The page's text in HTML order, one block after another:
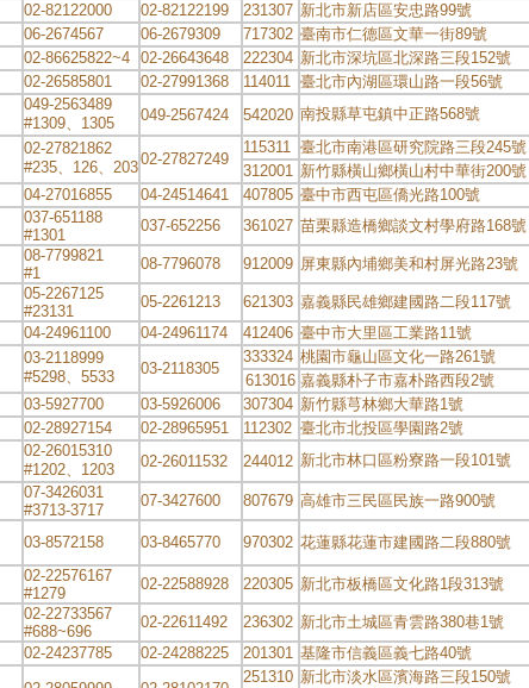
02-82122000 02-82122199 231307 新北市新店區安忠路99號
06-2674567 06-2679309 717302 臺南市仁德區文華一街89號
02-86625822~4 02-26643648 222304 新北市深坑區北深路三段152號
02-26585801 02-27991368 114011 臺北市內湖區環山路一段56號
049-2563489
#1309、1305
049-2567424 542020 南投縣草屯鎮中正路568號
02-27821862
#235、126、20302-27827249
115311 臺北市南港區研究院路三段245號
312001 新竹縣橫山鄉橫山村中華街200號
04-27016855 04-24514641 407805 臺中市西屯區僑光路100號
037-651188
#1301
037-652256 361027 苗栗縣造橋鄉談文村學府路168號
08-7799821
#1
08-7796078 912009 屏東縣內埔鄉美和村屏光路23號
05-2267125
#23131
05-2261213 621303 嘉義縣民雄鄉建國路二段117號
04-24961100 04-24961174 412406 臺中市大里區工業路11號
03-2118999
#5298、5533
03-2118305
333324 桃園市龜山區文化一路261號
613016 嘉義縣朴子市嘉朴路西段2號
03-5927700 03-5926006 307304 新竹縣芎林鄉大華路1號
02-28927154 02-28965951 112302 臺北市北投區學園路2號
02-26015310
#1202、1203
02-26011532 244012 新北市林口區粉寮路一段101號
07-3426031
#3713-3717
07-3427600 807679 高雄市三民區民族一路900號
03-8572158 03-8465770 970302 花蓮縣花蓮市建國路二段880號
02-22576167
#1279
02-22588928 220305 新北市板橋區文化路1段313號
02-22733567
#688~696
02-22611492 236302 新北市土城區青雲路380巷1號
02-24237785 02-24288225 201301 基隆市信義區義七路40號
251310 新北市淡水區濱海路三段150號